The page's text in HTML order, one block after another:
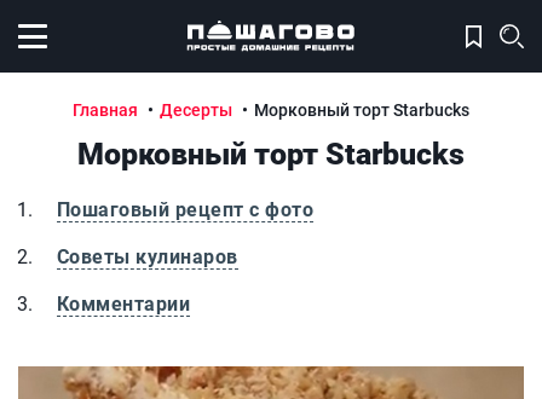
Открыть меню
Главная Десерты Морковный торт Starbucks
Морковный торт Starbucks
Пошаговый рецепт с фото
Советы кулинаров
Комментарии
Морковный торт Starbucks